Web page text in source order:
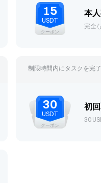
Get 100 USDT
15
USDT
クーポン
本
完全
制限時間内にタスクを完了
30
USDT
クーポン
初
30